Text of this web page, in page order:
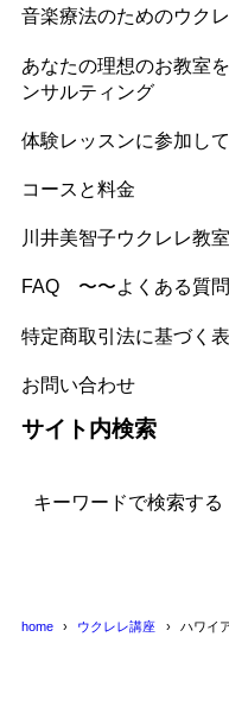
音楽療法のためのウク
あなたの理想のお教室
ンサルティング
体験レッスンに参加し
コースと料金
川井美智子ウクレレ教
FAQ 〜〜よくある質問
特定商取引法に基づく
お問い合わせ
サイト内検索
home ウクレレ講座 ハワイ